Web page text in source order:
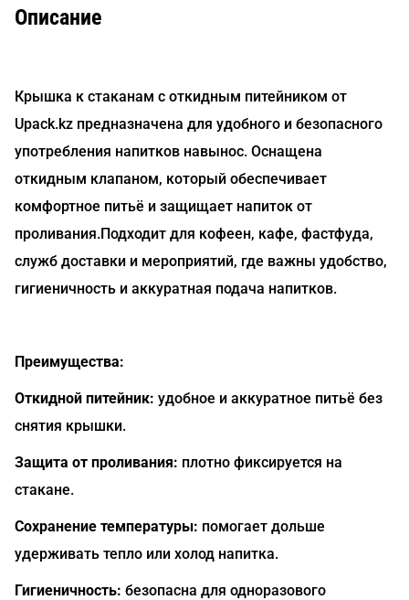
Описание
Крышка к стаканам с откидным питейником от
Upack.kz предназначена для удобного и безопасного
употребления напитков навынос. Оснащена
откидным клапаном, который обеспечивает
комфортное питьё и защищает напиток от
проливания.Подходит для кофеен, кафе, фастфуда,
служб доставки и мероприятий, где важны удобство,
гигиеничность и аккуратная подача напитков.
Преимущества:
Откидной питейник: удобное и аккуратное питьё без
снятия крышки.
Защита от проливания: плотно фиксируется на
стакане.
Сохранение температуры: помогает дольше
удерживать тепло или холод напитка.
Гигиеничность: безопасна для одноразового